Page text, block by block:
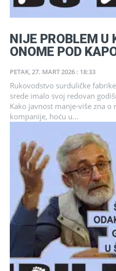
NIJE PROBLEM U
ONOME POD
PETAK, 27. MART 2026 : 18:33
Rukovodstvo surduličke
srede imalo svoj redovan
Kako javnost manje-više zna
kompanije, hoću u...